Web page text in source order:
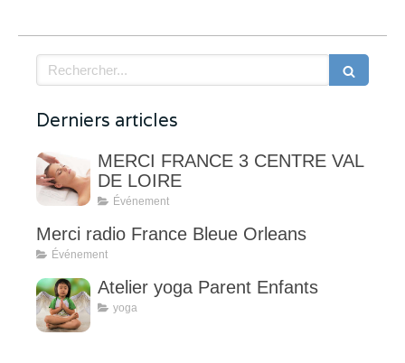
Rechercher
Derniers articles
MERCI FRANCE 3 CENTRE VAL
DE LOIRE
Événement
Merci radio France Bleue Orleans
Événement
Atelier yoga Parent Enfants
yoga